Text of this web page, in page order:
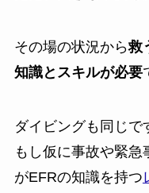
その場の状況から救
知識とスキルが必要
ダイビングも同じで
もし仮に事故や緊急
がEFRの知識を持つ